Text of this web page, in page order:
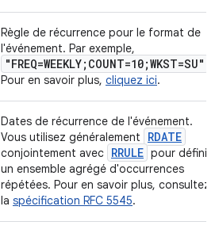
Règle de récurrence pour le format de
l'événement. Par exemple,
"FREQ=WEEKLY;COUNT=10;WKST=SU"
Pour en savoir plus, cliquez ici.
Dates de récurrence de l'événement.
Vous utilisez généralement
RDATE
conjointement avec RRULE pour définir
un ensemble agrégé d'occurrences
répétées. Pour en savoir plus, consultez
la spécification RFC 5545.